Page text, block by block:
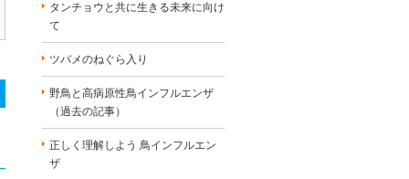
タンチョウと共に生きる未来に向け
て
ツバメのねぐら入り
野鳥と高病原性鳥インフルエンザ
（過去の記事）
正しく理解しよう 鳥インフルエン
ザ